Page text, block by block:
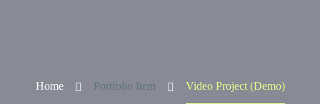
Home Portfolio Item Video Pro­ject (Demo)